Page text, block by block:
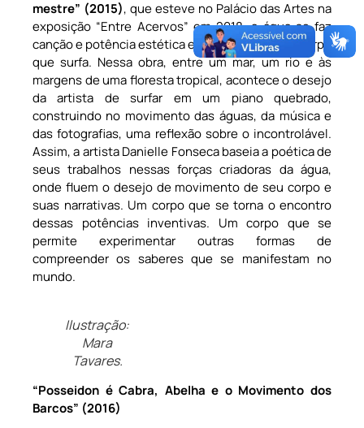
mestre” (2015), que esteve no Palácio das Artes na
exposição “Entre Acervos” em 2018, a água se faz
canção e potência estética e filosófica para um corpo
que surfa. Nessa obra, entre um mar, um rio e às
margens de uma floresta tropical, acontece o desejo
da artista de surfar em um piano quebrado,
construindo no movimento das águas, da música e
das fotografias, uma reflexão sobre o incontrolável.
Assim, a artista Danielle Fonseca baseia a poética de
seus trabalhos nessas forças criadoras da água,
onde fluem o desejo de movimento de seu corpo e
suas narrativas. Um corpo que se torna o encontro
dessas potências inventivas. Um corpo que se
permite experimentar outras formas de
compreender os saberes que se manifestam no
mundo.
Ilustração:
Mara
Tavares.
“Posseidon é Cabra, Abelha e o Movimento dos
Barcos” (2016)